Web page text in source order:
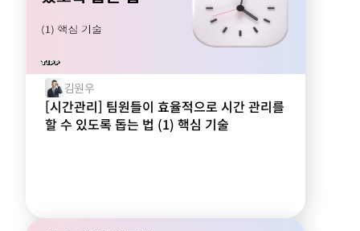
김원우
[시간관리] 팀원들이 효율적으로 시간 관리를
할 수 있도록 돕는 법 (1) 핵심 기술